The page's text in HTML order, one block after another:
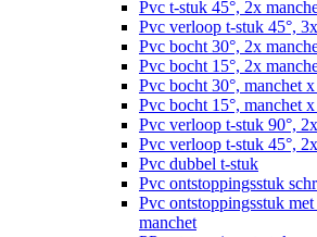
Pvc t-stuk 45°, 2x
Pvc verloop t-stuk 45°,
Pvc bocht 30°, 2x
Pvc bocht 15°, 2x
Pvc bocht 30°, manchet
Pvc bocht 15°, manchet
Pvc verloop t-stuk 90°,
Pvc verloop t-stuk 45°,
Pvc dubbel t-stuk
Pvc ontstoppingsstuk
Pvc ontstoppingsstuk
manchet